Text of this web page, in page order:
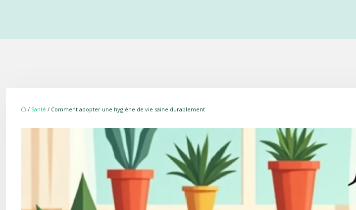
/ Santé / Comment adopter une hygiène de vie saine durablement